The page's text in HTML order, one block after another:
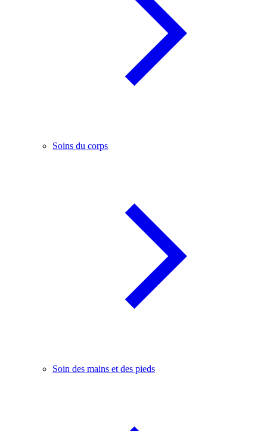
Soins du corps
Soin des mains et des pieds